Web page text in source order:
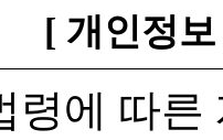
[ 개인정
에 따른